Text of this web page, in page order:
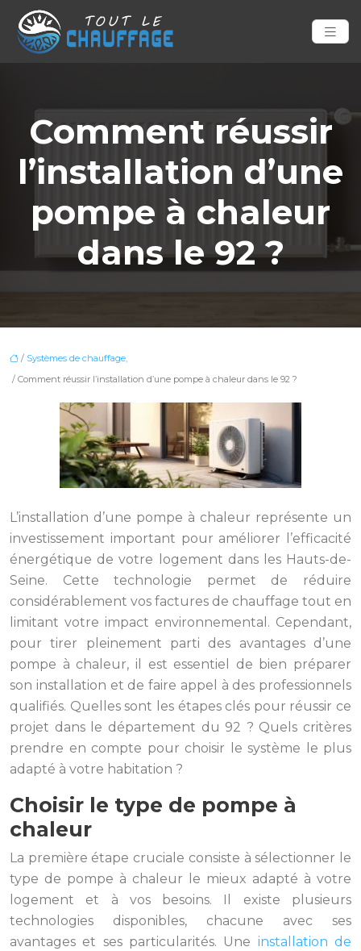
Comment réussir
l’installation d’une
pompe à chaleur
dans le 92 ?
/ Systèmes de chauffage,
/ Comment réussir l’installation d’une pompe à chaleur dans le 92 ?
L’installation d’une pompe à chaleur représente un
investissement important pour améliorer l’efficacité
énergétique de votre logement dans les Hauts-de-
Seine. Cette technologie permet de réduire
considérablement vos factures de chauffage tout en
limitant votre impact environnemental. Cependant,
pour tirer pleinement parti des avantages d’une
pompe à chaleur, il est essentiel de bien préparer
son installation et de faire appel à des professionnels
qualifiés. Quelles sont les étapes clés pour réussir ce
projet dans le département du 92 ? Quels critères
prendre en compte pour choisir le système le plus
adapté à votre habitation ?
Choisir le type de pompe à
chaleur
La première étape cruciale consiste à sélectionner le
type de pompe à chaleur le mieux adapté à votre
logement et à vos besoins. Il existe plusieurs
technologies disponibles, chacune avec ses
avantages et ses particularités. Une installation de